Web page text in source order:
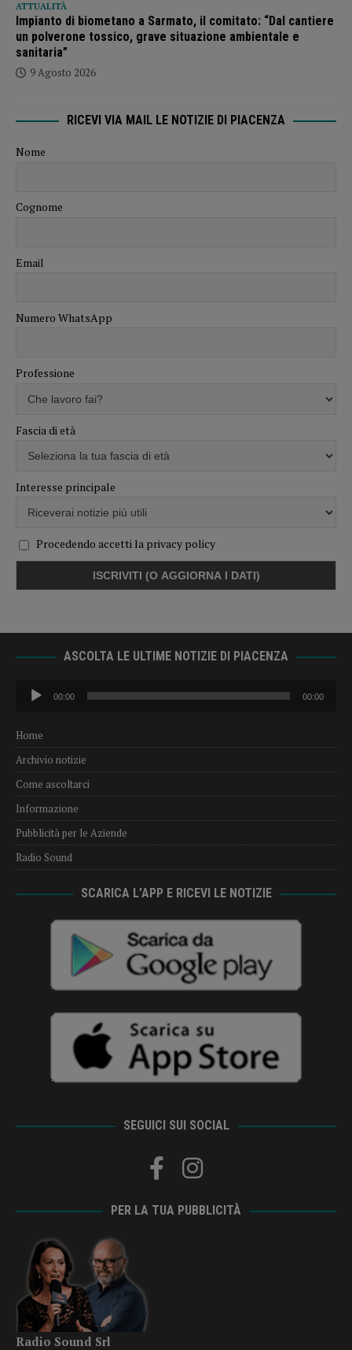
ATTUALITÀ
Impianto di biometano a Sarmato, il comitato: “Dal cantiere
un polverone tossico, grave situazione ambientale e
sanitaria”
9 Agosto 2026
RICEVI VIA MAIL LE NOTIZIE DI PIACENZA
Nome
Cognome
Email
Numero WhatsApp
Professione
Fascia di età
Interesse principale
Procedendo accetti la privacy policy
ASCOLTA LE ULTIME NOTIZIE DI PIACENZA
Audio
Player
00:00 00:00
Home
Archivio notizie
Come ascoltarci
Informazione
Pubblicità per le Aziende
Radio Sound
SCARICA L’APP E RICEVI LE NOTIZIE
SEGUICI SUI SOCIAL
PER LA TUA PUBBLICITÀ
Radio Sound Srl